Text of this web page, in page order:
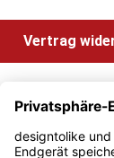
Vertrag
Information